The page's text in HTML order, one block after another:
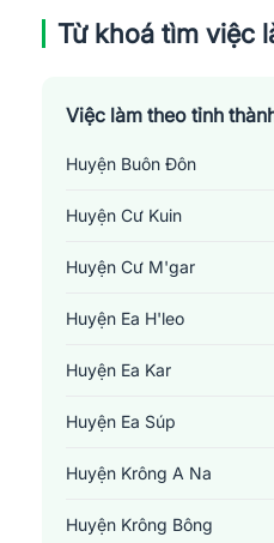
Từ khoá tìm việc
Việc làm theo tỉnh
Huyện Buôn Đôn
Huyện Cư Kuin
Huyện Cư M'gar
Huyện Ea H'leo
Huyện Ea Kar
Huyện Ea Súp
Huyện Krông A Na
Huyện Krông Bông